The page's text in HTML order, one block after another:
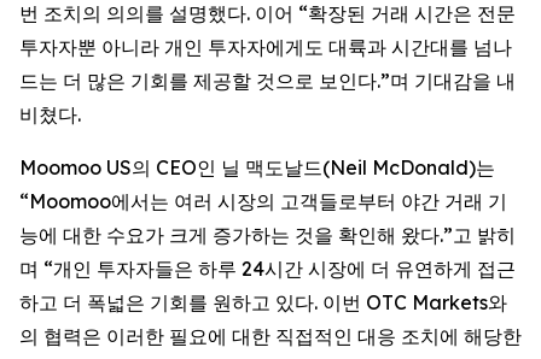
번 조치의 의의를 설명했다. 이어 “확장된 거래 시간은 전문
투자자뿐 아니라 개인 투자자에게도 대륙과 시간대를 넘나
드는 더 많은 기회를 제공할 것으로 보인다.”며 기대감을 내
비쳤다.
Moomoo US의 CEO인 닐 맥도날드(Neil McDonald)는
“Moomoo에서는 여러 시장의 고객들로부터 야간 거래 기
능에 대한 수요가 크게 증가하는 것을 확인해 왔다.”고 밝히
며 “개인 투자자들은 하루 24시간 시장에 더 유연하게 접근
하고 더 폭넓은 기회를 원하고 있다. 이번 OTC Markets와
의 협력은 이러한 필요에 대한 직접적인 대응 조치에 해당한